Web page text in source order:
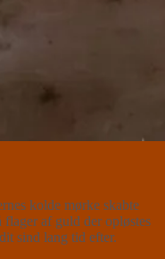
kolde mørke skabte
af guld der opløstes
sind lang tid efter.